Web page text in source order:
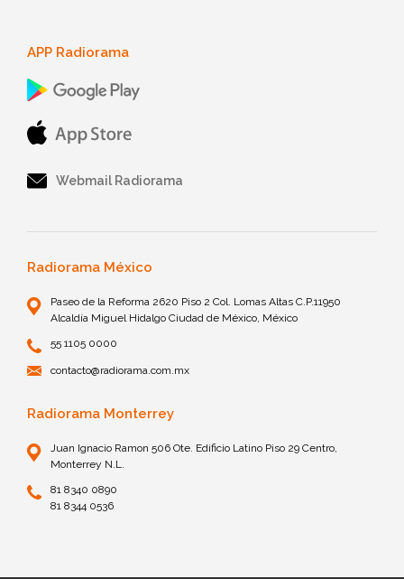
APP Radiorama
Webmail Radiorama
Radiorama México
Paseo de la Reforma 2620 Piso 2 Col. Lomas Altas C.P.11950
Alcaldía Miguel Hidalgo Ciudad de México, México
55 1105 0000
contacto@radiorama.com.mx
Radiorama Monterrey
Juan Ignacio Ramon 506 Ote. Edificio Latino Piso 29 Centro,
Monterrey N.L.
81 8340 0890
81 8344 0536